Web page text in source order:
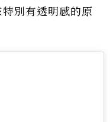
別有透明感的原